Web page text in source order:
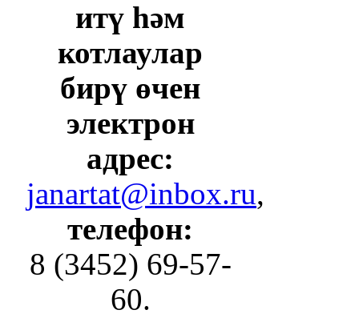
итү һәм
котлаулар
бирү өчен
электрон
адрес:
janartat@inbox.ru,
телефон:
8 (3452) 69-57-
60.